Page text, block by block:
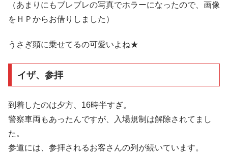
（あまりにもブレブレの写真でホラーになったので、画像
をＨＰからお借りしました）
うさぎ頭に乗せてるの可愛いよね★
イザ、参拝
到着したのは夕方、16時半すぎ。
警察車両もあったんですが、入場規制は解除されてまし
た。
参道には、参拝されるお客さんの列が続いています。